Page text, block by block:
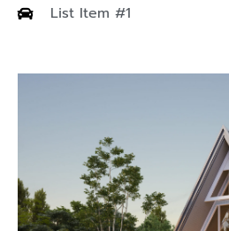
ตรวจงานที่โครงการ 5,000 บา
Creator เท่านั้น****
บริการควบคุมงานออนไลน์
List Item #1